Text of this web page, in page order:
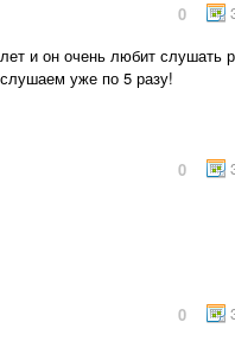
0
и он очень любит слушать
уже по 5 разу!
0
0